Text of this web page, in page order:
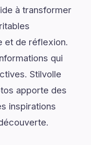
à transformer
et de réflexion.
qui
Stilvolle
apporte des
inspirations